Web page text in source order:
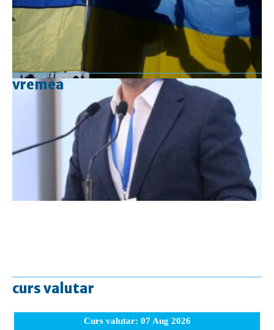
vremea
curs valutar
Curs valutar: 07 Aug 2026